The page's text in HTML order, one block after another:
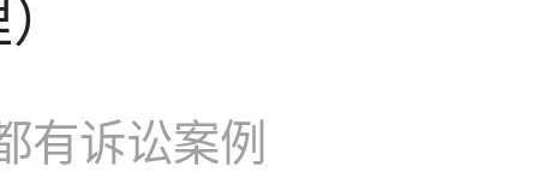
有诉讼案例